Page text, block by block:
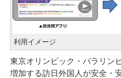
利用イメージ
東京オリンピック・パラリン
増加する訪日外国人が安全・